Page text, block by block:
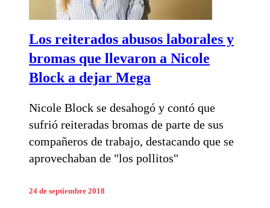
Los reiterados abusos laborales y
bromas que llevaron a Nicole
Block a dejar Mega
Nicole Block se desahogó y contó que
sufrió reiteradas bromas de parte de sus
compañeros de trabajo, destacando que se
aprovechaban de "los pollitos"
24 de septiembre 2018